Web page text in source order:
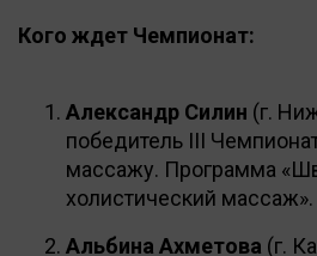
Кого ждет Чемпионат:
Александр Силин (г.
победитель III
массажу. Программа
холистический массаж».
Альбина Ахметова (г.